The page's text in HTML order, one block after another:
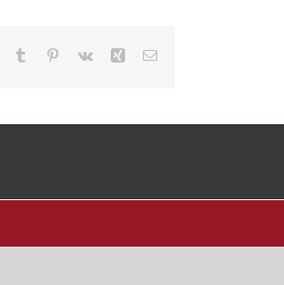
WhatsApp
Tumblr Pinterest
Vk Xing E-